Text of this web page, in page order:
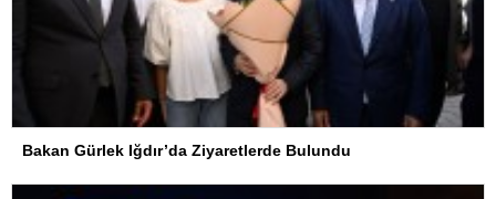
Bakan Gürlek Iğdır’da Ziyaretlerde Bulundu